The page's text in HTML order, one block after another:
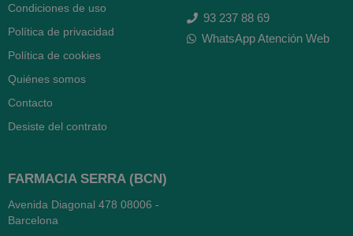
Condiciones de uso
Política de privacidad
Política de cookies
Quiénes somos
Contacto
Desiste del contrato
93 237 88 69
WhatsApp Atención Web
FARMACIA SERRA (BCN)
Avenida Diagonal 478 08006 -
Barcelona